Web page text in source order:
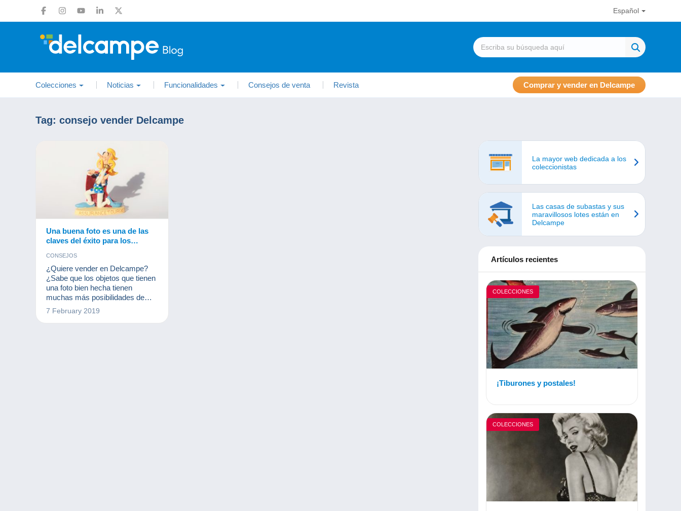
Español
Colecciones Noticias Funcionalidades Consejos de venta Revista Comprar y vender en Delcampe
Tag: consejo vender Delcampe
Una buena foto es una de las
claves del éxito para los
CONSEJOS
¿Quiere vender en Delcampe?
¿Sabe que los objetos que tienen
una foto bien hecha tienen
muchas más posibilidades de
venderse que los otros?
7 February 2019
La mayor web dedicada a los
coleccionistas
Las casas de subastas y sus
maravillosos lotes están en
Delcampe
Artículos recientes
COLECCIONES
¡Tiburones y postales!
COLECCIONES